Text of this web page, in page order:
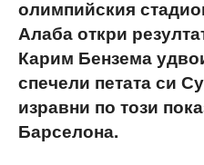
олимпийския
Алаба откри
Карим Бензема
спечели петата си
изравни по този
Барселона.